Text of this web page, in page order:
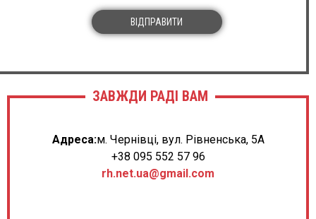
ВІДПРАВИТИ
ЗАВЖДИ РАДІ ВАМ
Адреса:м. Чернівці, вул. Рівненська, 5А
+38 095 552 57 96
rh.net.ua@gmail.com